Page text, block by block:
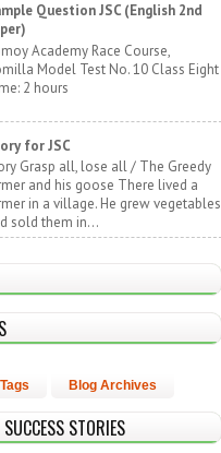
Question JSC (English 2nd
Academy Race Course,
Model Test No. 10 Class Eight
2 hours
for JSC
Grasp all, lose all / The Greedy
and his goose There lived a
in a village. He grew vegetables
sold them in...
Tags Blog Archives
STORIES